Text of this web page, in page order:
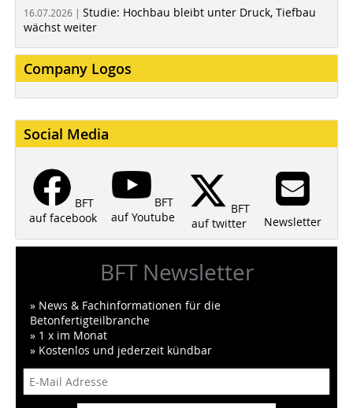
16.07.2026 | Studie: Hochbau bleibt unter Druck, Tiefbau
wächst weiter
Company Logos
Social Media
BFT
auf facebook
BFT
auf Youtube
BFT
auf twitter
Newsletter
BFT Newsletter
» News & Fachinformationen für die
Betonfertigteilbranche
» 1 x im Monat
» Kostenlos und jederzeit kündbar